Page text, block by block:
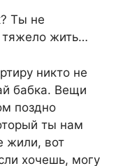
Ты не
тяжело жить…
никто не
бабка. Вещи
поздно
ты нам
жили, вот
хочешь, могу